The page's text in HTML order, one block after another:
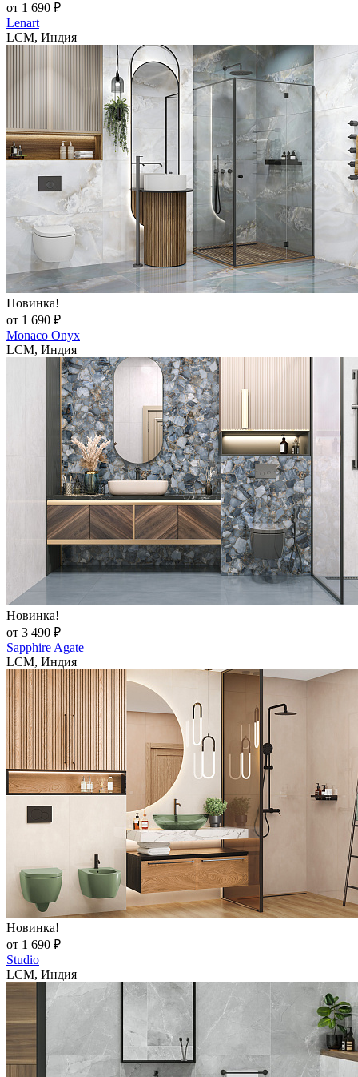
от 1 690 ₽
Lenart
LCM, Индия
Новинка!
от 1 690 ₽
Monaco Onyx
LCM, Индия
Новинка!
от 3 490 ₽
Sapphire Agate
LCM, Индия
Новинка!
от 1 690 ₽
Studio
LCM, Индия